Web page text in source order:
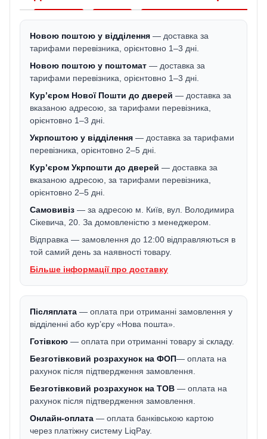
Новою поштою у відділення — доставка за
тарифами перевізника, орієнтовно 1–3 дні.
Новою поштою у поштомат — доставка за
тарифами перевізника, орієнтовно 1–3 дні.
Кур’єром Нової Пошти до дверей — доставка за
вказаною адресою, за тарифами перевізника,
орієнтовно 1–3 дні.
Укрпоштою у відділення — доставка за тарифами
перевізника, орієнтовно 2–5 дні.
Кур’єром Укрпошти до дверей — доставка за
вказаною адресою, за тарифами перевізника,
орієнтовно 2–5 дні.
Самовивіз — за адресою м. Київ, вул. Володимира
Сікевича, 20. За домовленістю з менеджером.
Відправка — замовлення до 12:00 відправляються в
той самий день за наявності товару.
Більше інформації про доставку
Післяплата — оплата при отриманні замовлення у
відділенні або кур’єру «Нова пошта».
Готівкою — оплата при отриманні товару зі складу.
Безготівковий розрахунок на ФОП— оплата на
рахунок після підтвердження замовлення.
Безготівковий розрахунок на ТОВ — оплата на
рахунок після підтвердження замовлення.
Онлайн-оплата — оплата банківською картою
через платіжну систему LiqPay.